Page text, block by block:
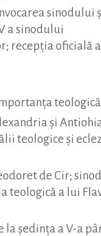
sinodului
a sinodului
recepţia oficială a
teologică
şi
teologice şi
de Cir;
teologică a lui
la şedinţa a V-a